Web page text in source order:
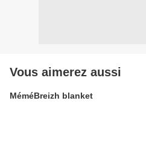
Vous aimerez aussi
MéméBreizh blanket